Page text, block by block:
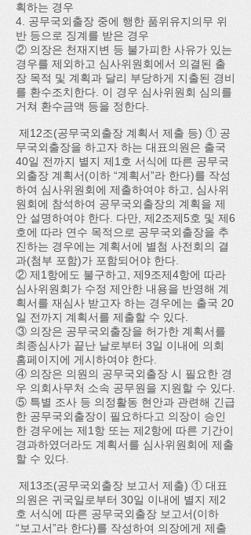
획하는 경우
4. 공무국외출장 중에 행한 품위유지의무 위
반 등으로 징계를 받은 경우
② 의장은 천재지변 등 불가피한 사유가 있는
경우를 제외하고 심사위원회에서 의결된 출
장 목적 및 계획과 달리 부당하게 지출된 경비
를 환수조치한다. 이 경우 심사위원회 심의를
거쳐 환수금액 등을 정한다.
제12조(공무국외출장 계획서 제출 등) ① 공
무국외출장을 하고자 하는 대표의원은 출국
40일 전까지 별지 제1호 서식에 따른 공무국
외출장 계획서(이하 “계획서”라 한다)를 작성
하여 심사위원회에 제출하여야 하고, 심사위
원회에 참석하여 공무국외출장의 계획을 제
안 설명하여야 한다. 다만, 제2조제5호 및 제6
호에 따라 연수 목적으로 공무국외출장을 추
진하는 경우에는 계획서에 별첨 사전회의 결
과(첨부 포함)가 포함되어야 한다.
② 제1항에도 불구하고, 제9조제4항에 따라
심사위원회가 수정 제안한 내용을 반영해 계
획서를 재심사 받고자 하는 경우에는 출국 20
일 전까지 계획서를 제출할 수 있다.
③ 의장은 공무국외출장을 허가한 계획서를
최종심사가 끝난 날로부터 3일 이내에 의회
홈페이지에 게시하여야 한다.
④ 의장은 의원의 공무국외출장 시 필요한 경
우 의회사무처 소속 공무원을 지원할 수 있다.
⑤ 특별 조사 등 의정활동 현안과 관련해 긴급
한 공무국외출장이 필요하다고 의장이 승인
한 경우에는 제1항 또는 제2항에 따른 기간이
경과하였더라도 계획서를 심사위원회에 제출
할 수 있다.
제13조(공무국외출장 보고서 제출) ① 대표
의원은 귀국일로부터 30일 이내에 별지 제2
호 서식에 따른 공무국외출장 보고서(이하
“보고서”라 한다)를 작성하여 의장에게 제출